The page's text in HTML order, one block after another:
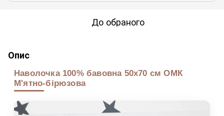
До обраного
Опис
Наволочка 100% бавовна 50х70 см ОМК
М'ятно-бірюзова